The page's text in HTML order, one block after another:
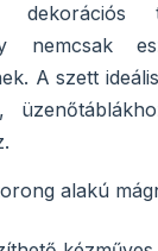
dekorációs
nemcsak
A szett
alakú